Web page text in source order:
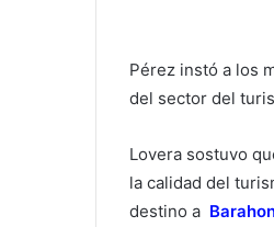
Pérez instó a los
del sector del
Lovera sostuvo
la calidad del
destino a